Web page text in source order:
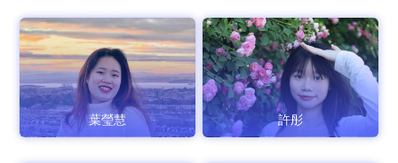
葉瑩慧 許彤